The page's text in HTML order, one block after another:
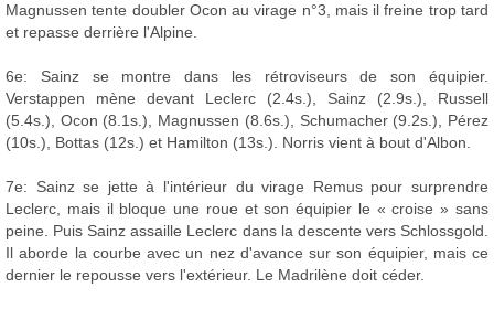
Magnussen tente doubler Ocon au virage n°3, mais il freine trop tard
et repasse derrière l'Alpine.
6e: Sainz se montre dans les rétroviseurs de son équipier.
Verstappen mène devant Leclerc (2.4s.), Sainz (2.9s.), Russell
(5.4s.), Ocon (8.1s.), Magnussen (8.6s.), Schumacher (9.2s.), Pérez
(10s.), Bottas (12s.) et Hamilton (13s.). Norris vient à bout d'Albon.
7e: Sainz se jette à l'intérieur du virage Remus pour surprendre
Leclerc, mais il bloque une roue et son équipier le « croise » sans
peine. Puis Sainz assaille Leclerc dans la descente vers Schlossgold.
Il aborde la courbe avec un nez d'avance sur son équipier, mais ce
dernier le repousse vers l'extérieur. Le Madrilène doit céder.